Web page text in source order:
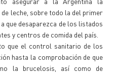
leche, sobre todo la del primer
que desaparezca de los listados
y centros de comida del país.
que el control sanitario de los
hasta la comprobación de que
la brucelosis, así como de